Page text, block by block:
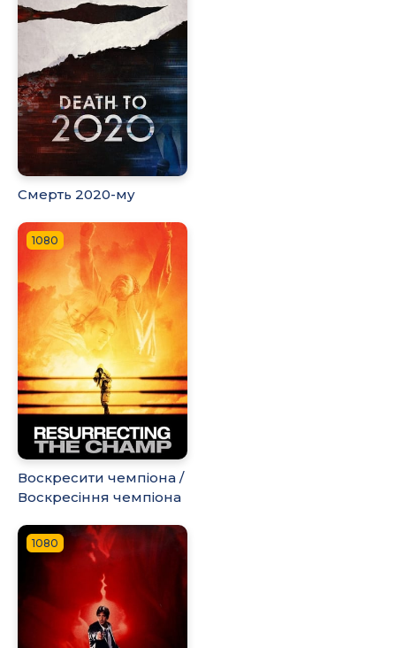
Смерть 2020-му
1080
Воскресити чемпіона /
Воскресіння чемпіона
1080